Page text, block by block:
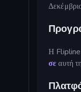
Η Flipline
σεαυτή